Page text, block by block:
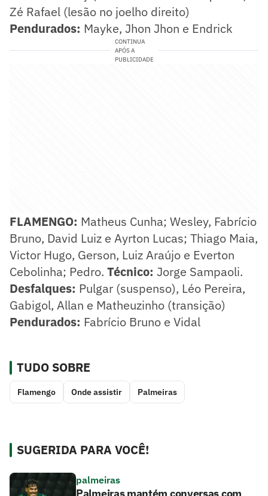
Zé Rafael (lesão no joelho direito)
Pendurados: Mayke, Jhon Jhon e Endrick
CONTINUA
APÓS A
PUBLICIDADE
FLAMENGO: Matheus Cunha; Wesley, Fabrício
Bruno, David Luiz e Ayrton Lucas; Thiago Maia,
Victor Hugo, Gerson, Luiz Araújo e Everton
Cebolinha; Pedro. Técnico: Jorge Sampaoli.
Desfalques: Pulgar (suspenso), Léo Pereira,
Gabigol, Allan e Matheuzinho (transição)
Pendurados: Fabrício Bruno e Vidal
TUDO SOBRE
Flamengo Onde assistir Palmeiras
SUGERIDA PARA VOCÊ!
palmeiras
Palmeiras mantém conversas com